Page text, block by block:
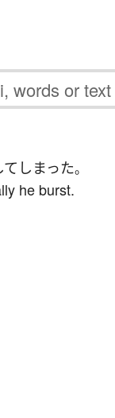
て しまった。
he burst.